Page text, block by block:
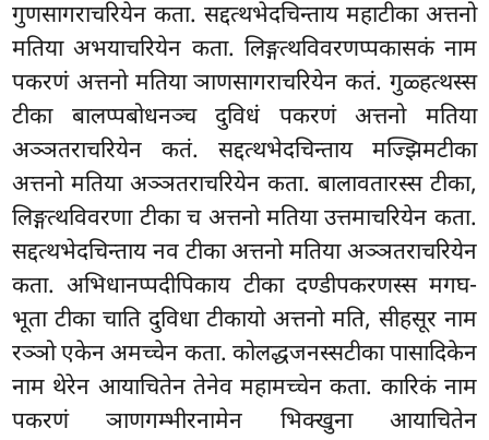
गुणसागराचरियेन कता. सद्दत्थभेदचिन्ताय महाटीका अत्तनो
मतिया अभयाचरियेन कता. लिङ्गत्थविवरणप्पकासकं नाम
पकरणं अत्तनो मतिया ञाणसागराचरियेन कतं. गुळ्हत्थस्स
टीका बालप्पबोधनञ्च दुविधं पकरणं अत्तनो मतिया
अञ्ञतराचरियेन कतं. सद्दत्थभेदचिन्ताय मज्झिमटीका
अत्तनो मतिया अञ्ञतराचरियेन कता. बालावतारस्स टीका,
लिङ्गत्थविवरणा टीका च अत्तनो मतिया उत्तमाचरियेन कता.
सद्दत्थभेदचिन्ताय नव टीका अत्तनो मतिया अञ्ञतराचरियेन
कता. अभिधानप्पदीपिकाय टीका दण्डीपकरणस्स मगघ-
भूता टीका चाति दुविधा टीकायो अत्तनो मति, सीहसूर नाम
रञ्ञो एकेन अमच्चेन कता. कोलद्धजनस्सटीका पासादिकेन
नाम थेरेन आयाचितेन तेनेव महामच्चेन कता. कारिकं नाम
पकरणं ञाणगम्भीरनामेन भिक्खुना आयाचितेन